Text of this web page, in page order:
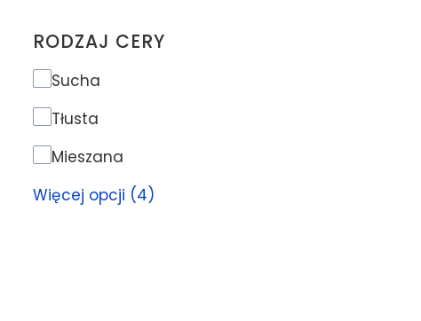
RODZAJ CERY
Rodzaj cery
Sucha
Tłusta
Mieszana
Więcej opcji (4)